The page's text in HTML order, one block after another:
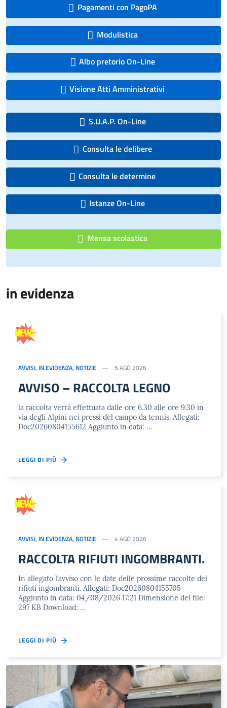
Pagamenti con PagoPA
Modulistica
Albo pretorio On-Line
Visione Atti Amministrativi
S.U.A.P. On-Line
Consulta le delibere
Consulta le determine
Istanze On-Line
Mensa scolastica
in evidenza
AVVISI, IN EVIDENZA, NOTIZIE 5 AGO 2026
AVVISO – RACCOLTA LEGNO
la raccolta verrà effettuata dalle ore 6.30 alle ore 9.30 in
via degli Alpini nei pressi del campo da tennis. Allegati:
Doc20260804155612 Aggiunto in data: …
LEGGI DI PIÙ
AVVISI, IN EVIDENZA, NOTIZIE 4 AGO 2026
RACCOLTA RIFIUTI INGOMBRANTI.
In allegato l’avviso con le date delle prossime raccolte dei
rifiuti ingombranti. Allegati: Doc20260804155705
Aggiunto in data: 04/08/2026 17:21 Dimensione del file:
297 KB Download: …
LEGGI DI PIÙ